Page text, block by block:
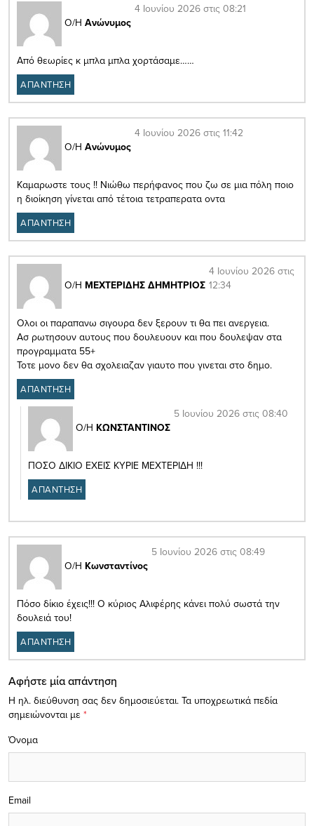
Ο/Η Ανώνυμος
4 Ιουνίου 2026 στις 08:21
Από θεωρίες κ μπλα μπλα χορτάσαμε……
ΑΠΑΝΤΗΣΗ
Ο/Η Ανώνυμος
4 Ιουνίου 2026 στις 11:42
Καμαρωστε τους !! Νιώθω περήφανος που ζω σε μια πόλη ποιο
η διοίκηση γίνεται από τέτοια τετραπερατα οντα
ΑΠΑΝΤΗΣΗ
Ο/Η ΜΕΧΤΕΡΙΔΗΣ ΔΗΜΗΤΡΙΟΣ
4 Ιουνίου 2026 στις
12:34
Ολοι οι παραπανω σιγουρα δεν ξερουν τι θα πει ανεργεια.
Ασ ρωτησουν αυτους που δουλευουν και που δουλεψαν στα
προγραμματα 55+
Τοτε μονο δεν θα σχολειαζαν γιαυτο που γινεται στο δημο.
ΑΠΑΝΤΗΣΗ
Ο/Η ΚΩΝΣΤΑΝΤΙΝΟΣ
5 Ιουνίου 2026 στις 08:40
ΠΟΣΟ ΔΙΚΙΟ ΕΧΕΙΣ ΚΥΡΙΕ ΜΕΧΤΕΡΙΔΗ !!!
ΑΠΑΝΤΗΣΗ
Ο/Η Κωνσταντίνος
5 Ιουνίου 2026 στις 08:49
Πόσο δίκιο έχεις!!! Ο κύριος Αλιφέρης κάνει πολύ σωστά την
δουλειά του!
ΑΠΑΝΤΗΣΗ
Αφήστε μία απάντηση
Η ηλ. διεύθυνση σας δεν δημοσιεύεται. Τα υποχρεωτικά πεδία
σημειώνονται με *
Όνομα
Email